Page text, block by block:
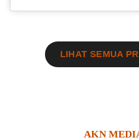
LIHAT SEMUA
AKN